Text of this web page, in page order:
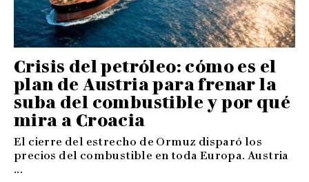
Crisis del petróleo: cómo es el
plan de Austria para frenar la
suba del combustible y por qué
mira a Croacia
El cierre del estrecho de Ormuz disparó los
precios del combustible en toda Europa. Austria
...